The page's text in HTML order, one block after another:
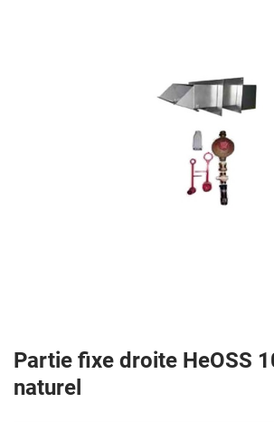
Partie fixe droite HeOSS
naturel